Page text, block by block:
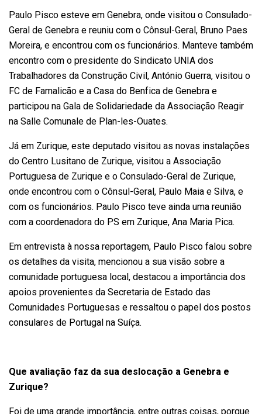
Paulo Pisco esteve em Genebra, onde visitou o Consulado-
Geral de Genebra e reuniu com o Cônsul-Geral, Bruno Paes
Moreira, e encontrou com os funcionários. Manteve também
encontro com o presidente do Sindicato UNIA dos
Trabalhadores da Construção Civil, António Guerra, visitou o
FC de Famalicão e a Casa do Benfica de Genebra e
participou na Gala de Solidariedade da Associação Reagir
na Salle Comunale de Plan-les-Ouates.
Já em Zurique, este deputado visitou as novas instalações
do Centro Lusitano de Zurique, visitou a Associação
Portuguesa de Zurique e o Consulado-Geral de Zurique,
onde encontrou com o Cônsul-Geral, Paulo Maia e Silva, e
com os funcionários. Paulo Pisco teve ainda uma reunião
com a coordenadora do PS em Zurique, Ana Maria Pica.
Em entrevista à nossa reportagem, Paulo Pisco falou sobre
os detalhes da visita, mencionou a sua visão sobre a
comunidade portuguesa local, destacou a importância dos
apoios provenientes da Secretaria de Estado das
Comunidades Portuguesas e ressaltou o papel dos postos
consulares de Portugal na Suíça.
Que avaliação faz da sua deslocação a Genebra e
Zurique?